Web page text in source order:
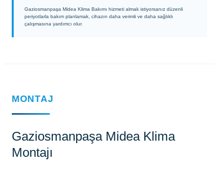
Gaziosmanpaşa Midea Klima Bakımı hizmeti almak istiyorsanız düzenli
periyotlarla bakım planlamak, cihazın daha verimli ve daha sağlıklı
çalışmasına yardımcı olur.
MONTAJ
Gaziosmanpaşa Midea Klima
Montajı